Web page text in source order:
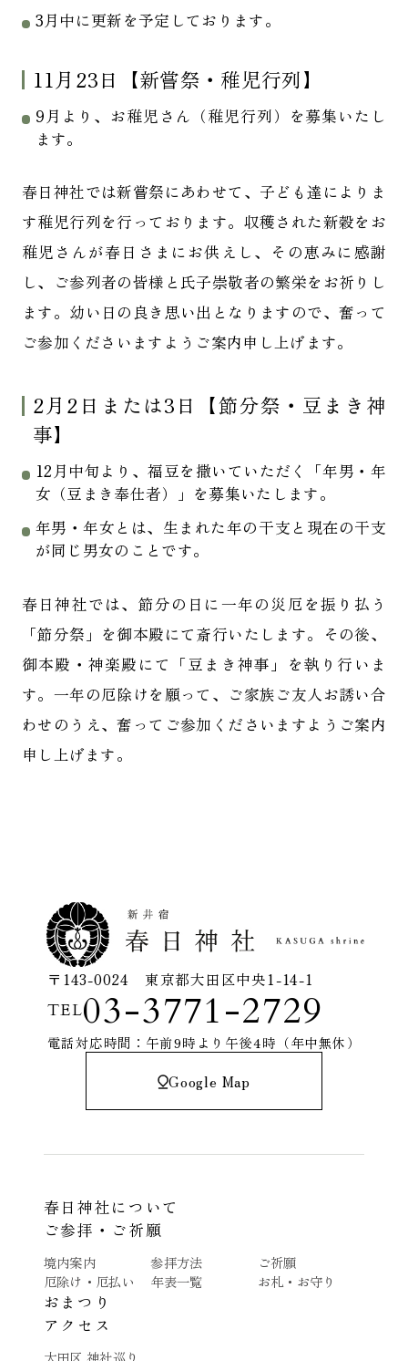
3月中に更新を予定しております。
11月23日【新嘗祭・稚児行列】
9月より、お稚児さん（稚児行列）を募集いたし
ます。
春日神社では新嘗祭にあわせて、子ども達によりま
す稚児行列を行っております。収穫された新穀をお
稚児さんが春日さまにお供えし、その恵みに感謝
し、ご参列者の皆様と氏子崇敬者の繁栄をお祈りし
ます。幼い日の良き思い出となりますので、奮って
ご参加くださいますようご案内申し上げます。
2月2日または3日【節分祭・豆まき神
事】
12月中旬より、福豆を撒いていただく「年男・年
女（豆まき奉仕者）」を募集いたします。
年男・年女とは、生まれた年の干支と現在の干支
が同じ男女のことです。
春日神社では、節分の日に一年の災厄を振り払う
「節分祭」を御本殿にて斎行いたします。その後、
御本殿・神楽殿にて「豆まき神事」を執り行いま
す。一年の厄除けを願って、ご家族ご友人お誘い合
わせのうえ、奮ってご参加くださいますようご案内
申し上げます。
〒143-0024 東京都大田区中央1-14-1
TEL03-3771-2729
電話対応時間：午前9時より午後4時（年中無休）
Google Map
春日神社について
ご参拝・ご祈願
境内案内 参拝方法
ご祈願
厄除け・厄払い
年表一覧 お札・お守り
おまつり
アクセス
大田区 神社巡り